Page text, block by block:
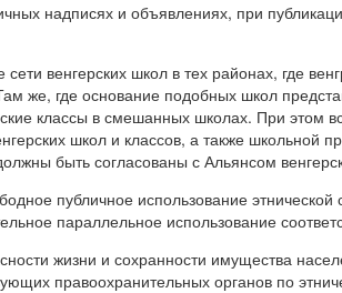
надписях и объявлениях, при
венгерских школ в тех районах, где
же, где основание подобных школ
классы в смешанных школах. При этом
школ и классов, а также школьной
быть согласованы с Альянсом
публичное использование
параллельное использование
жизни и сохранности имущества
правоохранительных органов по